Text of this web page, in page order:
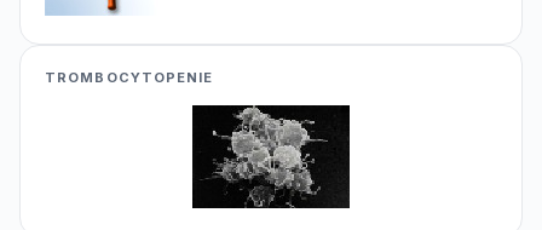
TROMBOCYTOPENIE